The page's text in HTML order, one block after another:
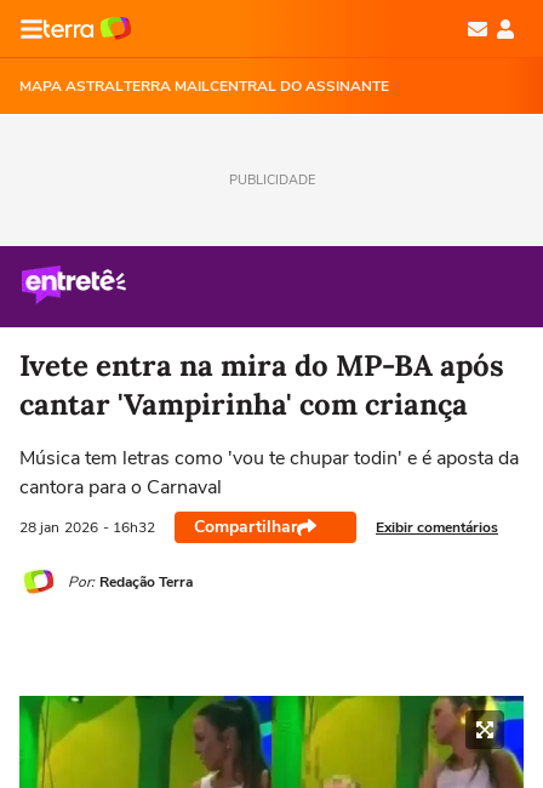
MAPA ASTRALTERRA MAILCENTRAL DO ASSINANTE
PUBLICIDADE
Ivete entra na mira do MP-BA após
cantar 'Vampirinha' com criança
Música tem letras como 'vou te chupar todin' e é aposta da
cantora para o Carnaval
28 jan 2026 - 16h32 Compartilhar Exibir comentários
Por: Redação Terra